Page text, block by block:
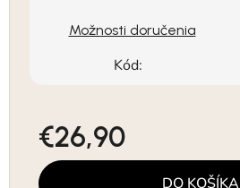
Možnosti doručenia
Kód:
€26,90
Jednotková cena:
DO KOŠÍKA